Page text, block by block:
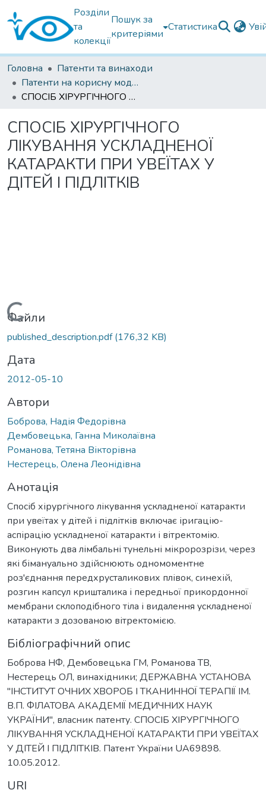
Розділи
та
колекції
Пошук за
критеріями
Статистика
Головна
Патенти та винаходи
Патенти на корисну модель
СПОСІБ ХІРУРГІЧНОГО ЛІКУВАННЯ УСКЛАДНЕНОЇ КАТАРАКТИ ПРИ УВЕЇТАХ У ДІТЕЙ І ПІДЛІТКІВ
СПОСІБ ХІРУРГІЧНОГО
ЛІКУВАННЯ УСКЛАДНЕНОЇ
КАТАРАКТИ ПРИ УВЕЇТАХ У
ДІТЕЙ І ПІДЛІТКІВ
Вантажиться...
Файли
published_description.pdf(176,32 KB)
Дата
2012-05-10
Автори
Боброва, Надія Федорівна
Дембовецька, Ганна Миколаївна
Романова, Тетяна Вікторівна
Нестерець, Олена Леонідівна
Анотація
Спосіб хірургічного лікування ускладненої катаракти
при увеїтах у дітей і підлітків включає іригацію-
аспірацію ускладненої катаракти і вітректомію.
Виконують два лімбальні тунельні мікророзрізи, через
які бімануально здійснюють одномоментне
роз'єднання передхрусталикових плівок, синехій,
розгин капсул кришталика і передньої прикордонної
мембрани склоподібного тіла і видалення ускладненої
катаракти з дозованою вітректомією.
Бібліографічний опис
Боброва НФ, Дембовецька ГМ, Романова ТВ,
Нестерець ОЛ, винахідники; ДЕРЖАВНА УСТАНОВА
"ІНСТИТУТ ОЧНИХ ХВОРОБ І ТКАНИННОЇ ТЕРАПІЇ ІМ.
В.П. ФІЛАТОВА АКАДЕМІЇ МЕДИЧНИХ НАУК
УКРАЇНИ", власник патенту. СПОСІБ ХІРУРГІЧНОГО
ЛІКУВАННЯ УСКЛАДНЕНОЇ КАТАРАКТИ ПРИ УВЕЇТАХ
У ДІТЕЙ І ПІДЛІТКІВ. Патент України UA69898.
10.05.2012.
URI